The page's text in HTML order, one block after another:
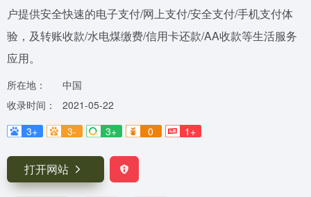
户提供安全快速的电子支付/网上支付/安全支付/手机支付体
验，及转账收款/水电煤缴费/信用卡还款/AA收款等生活服务
应用。
所在地：
中国
收录时间：
2021-05-22
3+
3- 3+ 0 1+
打开网站